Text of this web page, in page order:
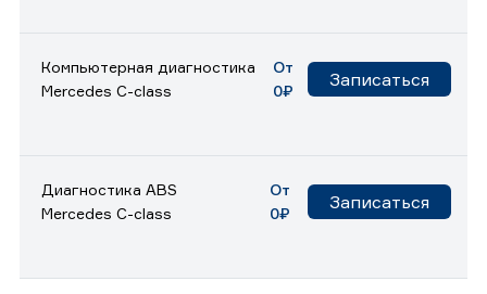
Компьютерная диагностика
Mercedes C-class
От
0₽
Записаться
Диагностика ABS
Mercedes C-class
От
0₽
Записаться